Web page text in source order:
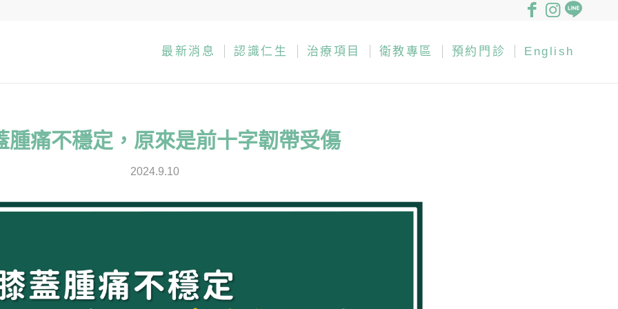
最新消息 認識仁生 治療項目 衛教專區 預約門診 English
腫痛不穩定，原來是前十字韌帶受傷
2024.9.10